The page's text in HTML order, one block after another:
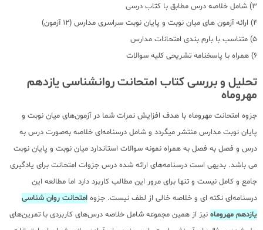
3) شامل خلاصه درس مطابق با کتاب درسی
4) ارائه آزمون های میان نوبت و پایان نوبت سراسری مدارس (12 آزمون)
5) متناسب با بارم بندی امتحانات مدارس
6) همراه با پاسخنامه تشریحی کلیه سوالات
تحلیل و بررسی کتاب امتحانت روانشناسی یازدهم
مهروماه
جزوه امتحانت مهروماه با هدف افزایش نمرات شما در آزمون‌های میان نوبت و
پایان نوبت مدارس منتشر میگردد و شامل درسنامه‌ای خلاصه به‌صورت درس به
درس و فصل به فصل به همراه نمونه سوالات استاندارد میان نوبت و پایان نوبت
می باشد. بدیهی است درسنامه‌های ارائه شده درس جزوات امتحانت برای یادگیری
جامع و کامل نیست و تنها برای مرور این مطالب کاربرد دارد اما مطالعه این
درسنامه‌ای نکته ای و خلاصه خالی از لطف نیست. جزوه امتحانت روان شناسی
یازدهم مهروماه نیز از همین مجموعه شامل خلاصه درس‌های کاربردی با تمرین‌های